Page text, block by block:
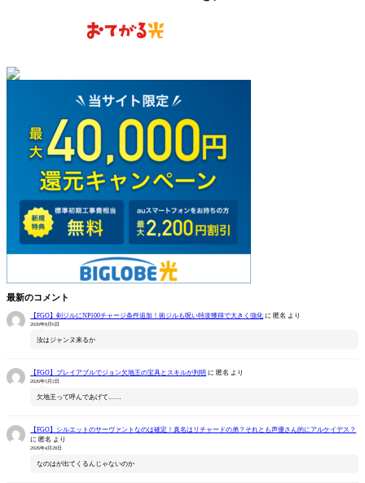
最新のコメント
【FGO】剣ジルにNP100チャージ条件追加！術ジルも呪い特攻獲得で大きく強化 に匿名 より
2026年8月6日
汝はジャンヌ来るか
【FGO】プレイアブルでジョン欠地王の宝具とスキルが判明 に 匿名 より
2026年5月2日
欠地王って呼んであげて……
【FGO】シルエットのサーヴァントなのは確定！真名はリチャードの弟？それとも声優さん的にアルケイデス？
に 匿名 より
2026年4月28日
なのはが出てくるんじゃないのか